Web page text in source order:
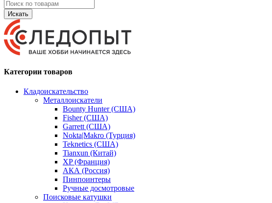
Искать
Категории товаров
Кладоискательство
Металлоискатели
Bounty Hunter (США)
Fisher (США)
Garrett (США)
Nokta|Makro (Турция)
Teknetics (США)
Tianxun (Китай)
XP (Франция)
АКА (Россия)
Пинпоинтеры
Ручные досмотровые
Поисковые катушки